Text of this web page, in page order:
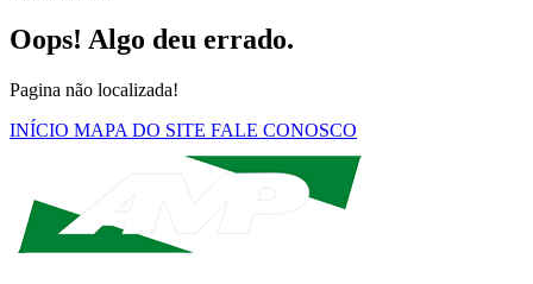
Oops! Algo deu errado.
Pagina não localizada!
INÍCIO MAPA DO SITE FALE CONOSCO